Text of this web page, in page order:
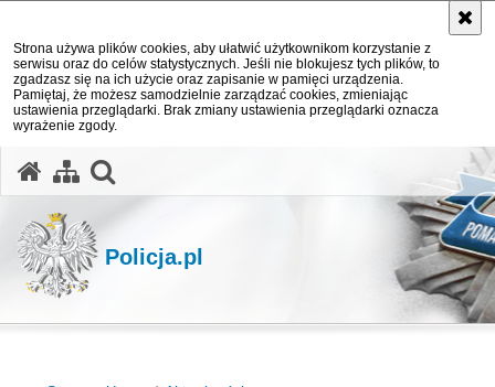
Strona używa plików cookies, aby ułatwić użytkownikom korzystanie z
serwisu oraz do celów statystycznych. Jeśli nie blokujesz tych plików, to
zgadzasz się na ich użycie oraz zapisanie w pamięci urządzenia.
Pamiętaj, że możesz samodzielnie zarządzać cookies, zmieniając
ustawienia przeglądarki. Brak zmiany ustawienia przeglądarki oznacza
wyrażenie zgody.
Policja.pl